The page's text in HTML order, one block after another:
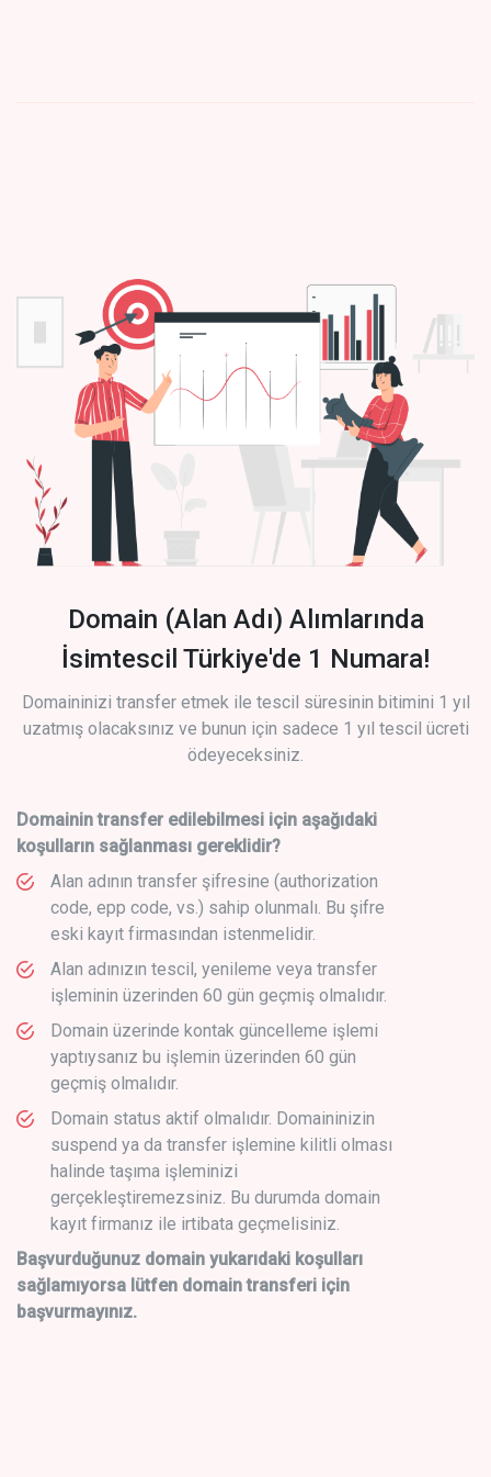
Domain (Alan Adı) Alımlarında
İsimtescil Türkiye'de 1 Numara!
Domaininizi transfer etmek ile tescil süresinin bitimini 1 yıl
uzatmış olacaksınız ve bunun için sadece 1 yıl tescil ücreti
ödeyeceksiniz.
Domainin transfer edilebilmesi için aşağıdaki
koşulların sağlanması gereklidir?
Alan adının transfer şifresine (authorization
code, epp code, vs.) sahip olunmalı. Bu şifre
eski kayıt firmasından istenmelidir.
Alan adınızın tescil, yenileme veya transfer
işleminin üzerinden 60 gün geçmiş olmalıdır.
Domain üzerinde kontak güncelleme işlemi
yaptıysanız bu işlemin üzerinden 60 gün
geçmiş olmalıdır.
Domain status aktif olmalıdır. Domaininizin
suspend ya da transfer işlemine kilitli olması
halinde taşıma işleminizi
gerçekleştiremezsiniz. Bu durumda domain
kayıt firmanız ile irtibata geçmelisiniz.
Başvurduğunuz domain yukarıdaki koşulları
sağlamıyorsa lütfen domain transferi için
başvurmayınız.